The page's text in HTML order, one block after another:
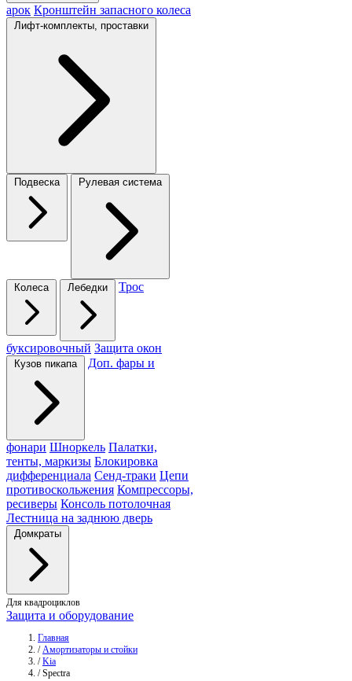
арок Кронштейн запасного колеса
Лифт-комплекты, проставки
Подвеска Рулевая система
Колеса Лебедки Трос
буксировочный Защита окон
Кузов пикапа Доп. фары и
фонари Шноркель Палатки,
тенты, маркизы Блокировка
дифференциала Сенд-траки Цепи
противоскольжения Компрессоры,
ресиверы Консоль потолочная
Лестница на заднюю дверь
Домкраты
Для квадроциклов
Защита и оборудование
Главная
/ Амортизаторы и стойки
/ Kia
/ Spectra